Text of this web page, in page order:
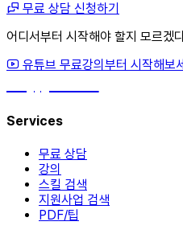
무료 상담 신청하기
어디서부터 시작해야 할지 모르겠
유튜브 무료강의부터 시작해보
Services
무료 상담
강의
스킬 검색
지원사업 검색
PDF/팁